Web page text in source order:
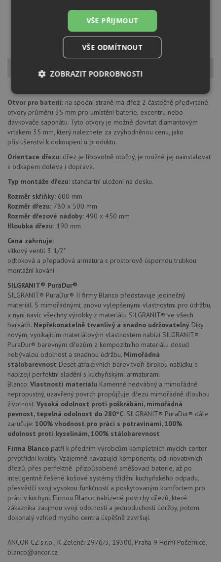
Načíst dalších 5 ze zbývajících 46 setů
Otvor pro baterii: na spodní straně má dřez 2 částečně předvrtané
otvory průměru 35 mm pro umístění baterie, excentru nebo
dávkovače saponátu. Tyto otvory je možné dovrtat diamantovým
vrtákem 35 mm, který naleznete za zvýhodněnou cenu, jako
příslušenství k dokoupení u produktu.
Orientace dřezu: dřez je libovolně otočný, je možné jej nainstalovat
s odkapem doleva i doprava.
Typ montáže dřezu: standartní uložení na desku.
Rozměr skříňky: 600 mm
Rozměr dřezu: 780 x 500 mm
Rozměr dřezové nádoby: 490 x 450 mm
Hloubka dřezu: 190 mm
Cena zahrnuje:
sítkový ventil 3 1/2"
odtoková a přepadová armatura s prostorově úspornou trubkou
montážní kování
SILGRANIT® PuraDur®
SILGRANIT® PuraDur® II firmy Blanco představuje jedinečný
materiál. S mimořádnými, znovu vylepšenými vlastnostmi pro údržbu,
a nyní navíc všechny výrobky z materiálu SILGRANIT® ve všech
barvách. Nepřekonatelně trvanlivý a snadno udržovatelný Díky
novým, vynikajícím materiálovým vlastnostem nabízí SILGRANIT®
PuraDur® barevným dřezům z kompozitního materiálu dosud
nebývalou odolnost a snadnou údržbu. Mimořádná
stálobarevnost Deset atraktivních barev tvoří širokou nabídku a
nabízejí perfektní sladění s kuchyňskými armaturami
Blanco. Vlastnosti materiálu Kamenně hedvábný a mimořádně
nepropustný, uzavřený povrch propůjčuje dřezu mimořádně dlouhou
životnost. Vysoká odolnost proti poškrábání, mimořádná
pevnost, tepelná odolnost do 280°C. SILGRANIT® PuraDur® dále
zaručuje: 100% vhodnost pro práci s potravinami, 100%
odolnost proti kyselinám, 100% stálobarevnost
Firma Blanco patří k předním výrobcům kompletních mycích center
prvotřídní kvality. Vzájemně navazující komponenty, od inovativních
dřezů, přes perfektně přizpůsobené směšovací baterie, až po
inteligentně řešené košové systémy třídění kuchyňského odpadu,
přesvědčí svojí vysokou funkčností a poskytovaným komfortem pro
práci v kuchyni. Firmou Blanco nabízené povrchy dřezů, které
zákazníka zaujmou svojí odolností a jednoduchostí údržby, potom
dokonalý vzhled mycího centra úspěšně završují.
ANCOR CZ s.r.o., K Zelenči 2976/3, 19300, Praha 9 Horní Počernice,
blanco@ancor.cz
VŠE PŘIJMOUT
VŠE ODMÍTNOUT
ZOBRAZIT PODROBNOSTI
Nezbytně
nutné
soubory
Výkonové
soubory
Soubory
cílení
soubory
Nezbytně nutné soubory
Nezbytně nutné soubory cookie umožňují základní
funkce webových stránek, jako je přihlášení
uživatele a správa účtu. Webové stránky nelze bez
nezbytně nutných souborů cookie správně používat.
Název
Poskytovatel/
Doména
Vyprší
udid .drezy-blanco.cz
4 týdny 2
AWSALBCORS
Amazon.com Inc.
widget-
mediator.zopim.com
trvání
zásadách ochrany soukromí společnosti Google